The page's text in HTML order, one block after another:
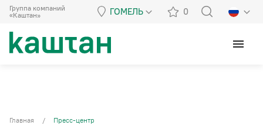
Группа компаний
«Каштан»
ГОМЕЛЬ 0
menu
Главная / Пресс-центр